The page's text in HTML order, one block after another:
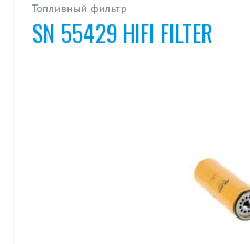
Топливный фильтр
SN 55429 HIFI FILTER